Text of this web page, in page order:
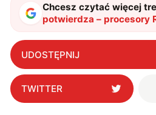
Chcesz czytać więcej
potwierdza – ​​procesory
7 listopada"?
UDOSTĘPNIJ
TWITTER